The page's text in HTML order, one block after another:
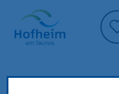
Startseite"